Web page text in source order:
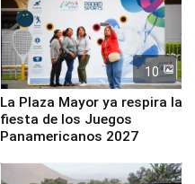
10
La Plaza Mayor ya respira la
fiesta de los Juegos
Panamericanos 2027